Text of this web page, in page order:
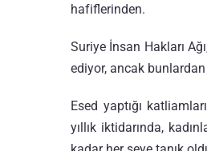
hafiflerinden.
Suriye İnsan Hakları
ediyor, ancak
Esed yaptığı
yıllık iktidarında,